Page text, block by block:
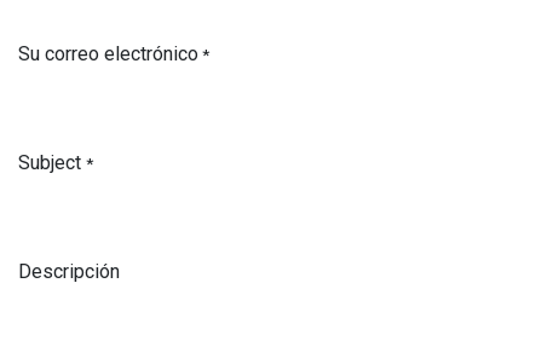
Su correo electrónico*
Subject *
Descripción